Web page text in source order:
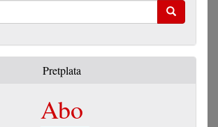
Pretplata
Abo